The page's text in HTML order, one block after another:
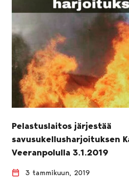
Pelastuslaitos järjestää
savusukellusharjoituksen
Veeranpolulla 3.1.2019
3 tammikuun, 2019